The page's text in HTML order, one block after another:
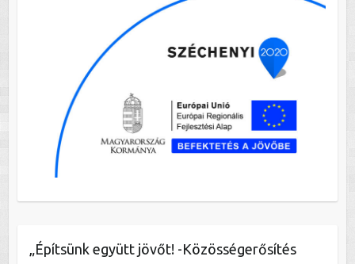
„Építsünk együtt jövőt! -Közösségerősítés